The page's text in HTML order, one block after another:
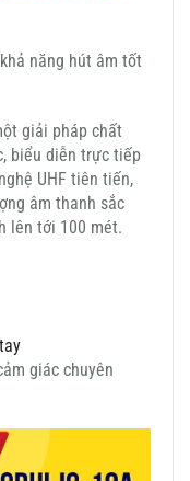
năng hút âm tốt
giải pháp chất
biểu diễn trực tiếp
UHF tiên tiến,
âm thanh sắc
lên tới 100 mét.
giác chuyên